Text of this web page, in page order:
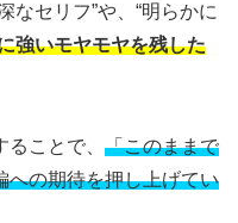
なセリフ”や、“明らかに
強いモヤモヤを残した
ことで、 「このままで
への期待を押し上げてい